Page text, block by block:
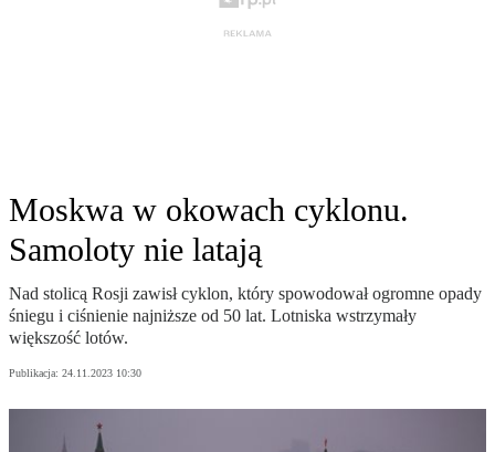
Moskwa w okowach cyklonu.
Samoloty nie latają
Nad stolicą Rosji zawisł cyklon, który spowodował ogromne opady
śniegu i ciśnienie najniższe od 50 lat. Lotniska wstrzymały
większość lotów.
Publikacja: 24.11.2023 10:30